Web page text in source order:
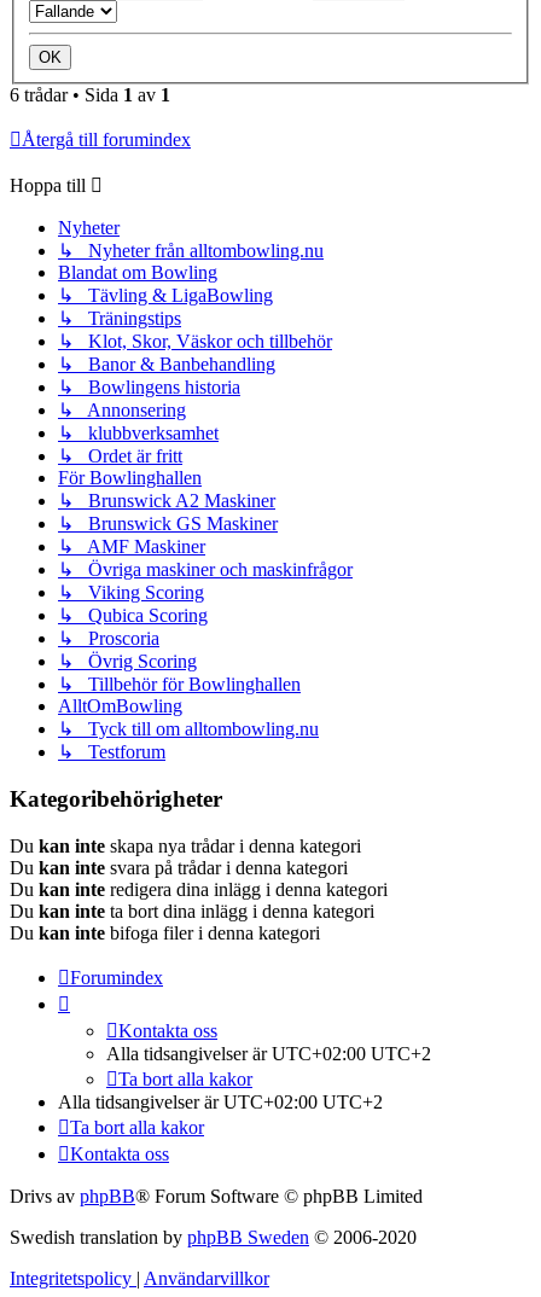
6 trådar • Sida 1 av 1
Återgå till forumindex
Hoppa till
Nyheter
↳ Nyheter från alltombowling.nu
Blandat om Bowling
↳ Tävling & LigaBowling
↳ Träningstips
↳ Klot, Skor, Väskor och tillbehör
↳ Banor & Banbehandling
↳ Bowlingens historia
↳ Annonsering
↳ klubbverksamhet
↳ Ordet är fritt
För Bowlinghallen
↳ Brunswick A2 Maskiner
↳ Brunswick GS Maskiner
↳ AMF Maskiner
↳ Övriga maskiner och maskinfrågor
↳ Viking Scoring
↳ Qubica Scoring
↳ Proscoria
↳ Övrig Scoring
↳ Tillbehör för Bowlinghallen
AlltOmBowling
↳ Tyck till om alltombowling.nu
↳ Testforum
Kategoribehörigheter
Du kan inte skapa nya trådar i denna kategori
Du kan inte svara på trådar i denna kategori
Du kan inte redigera dina inlägg i denna kategori
Du kan inte ta bort dina inlägg i denna kategori
Du kan inte bifoga filer i denna kategori
Forumindex
Kontakta oss
Alla tidsangivelser är UTC+02:00 UTC+2
Ta bort alla kakor
Alla tidsangivelser är UTC+02:00 UTC+2
Ta bort alla kakor
Kontakta oss
Drivs av phpBB® Forum Software © phpBB Limited
Swedish translation by phpBB Sweden © 2006-2020
Integritetspolicy | Användarvillkor